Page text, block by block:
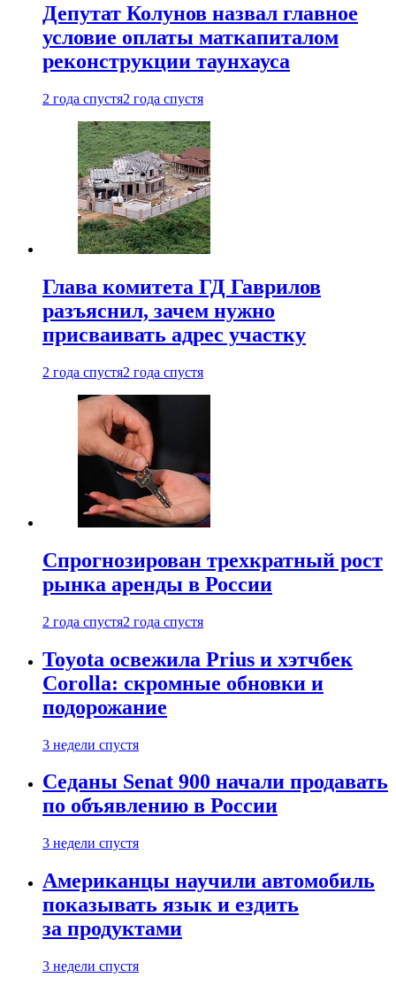
Депутат Колунов назвал главное
условие оплаты маткапиталом
реконструкции таунхауса
2 года спустя2 года спустя
Глава комитета ГД Гаврилов
разъяснил, зачем нужно
присваивать адрес участку
2 года спустя2 года спустя
Спрогнозирован трехкратный рост
рынка аренды в России
2 года спустя2 года спустя
Toyota освежила Prius и хэтчбек
Corolla: скромные обновки и
подорожание
3 недели спустя
Седаны Senat 900 начали продавать
по объявлению в России
3 недели спустя
Американцы научили автомобиль
показывать язык и ездить
за продуктами
3 недели спустя